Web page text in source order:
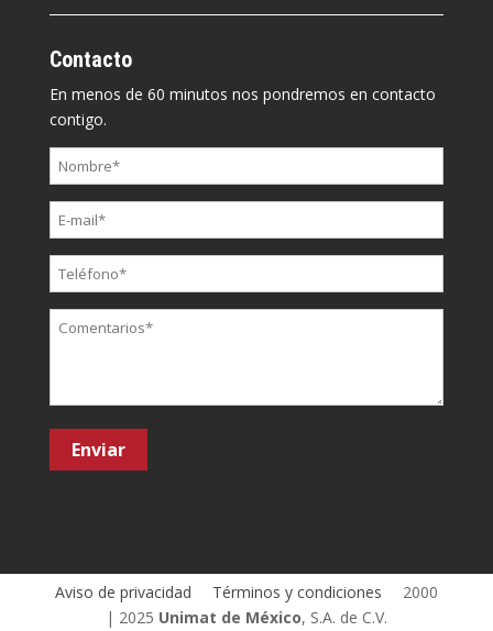
Contacto
En menos de 60 minutos nos pondremos en contacto
contigo.
Aviso de privacidad Términos y condiciones
2000
| 2025 Unimat de México, S.A. de C.V.